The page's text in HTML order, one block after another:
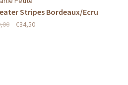
Stripes Bordeaux/Ecru
€34,50